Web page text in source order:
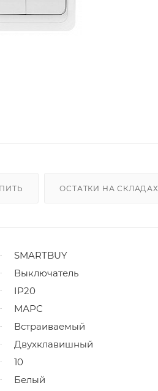
ОСТАТКИ НА СКЛАДАХ
SMARTBUY
Выключатель
IP20
МАРС
Встраиваемый
Двухклавишный
10
Белый